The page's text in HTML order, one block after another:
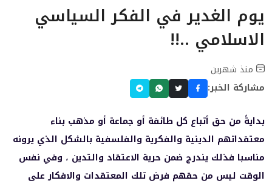
يوم الغدير في الفكر السياسي
الاسلامي ..!!
منذ شهرين
مشاركة الخبر:
بدايةً من حق أتباع كل طائفة أو جماعة أو مذهب بناء
معتقداتهم الدينية والفكرية والفلسفية بالشكل الذي يرونه
مناسبا فذلك يندرج ضمن حرية الاعتقاد والتدين ، وفي نفس
الوقت ليس من حقهم فرض تلك المعتقدات والافكار على